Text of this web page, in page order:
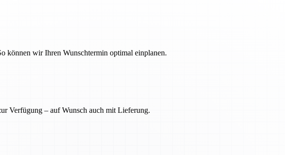
können wir Ihren Wunschtermin optimal einplanen.
Verfügung – auf Wunsch auch mit Lieferung.